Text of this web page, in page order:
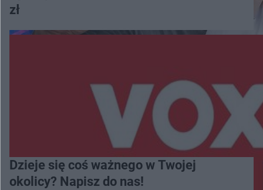
zł
Dzieje się coś ważnego w Twojej
okolicy? Napisz do nas!